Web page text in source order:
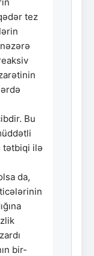
tez
Bu
tətbiqi ilə
da,
bir-